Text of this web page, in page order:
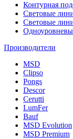
Контурная
Световые
Световые
Производители
MSD
Clipso
Pongs
Descor
Cerutti
LumFer
Bauf
MSD Evolution
MSD Premium